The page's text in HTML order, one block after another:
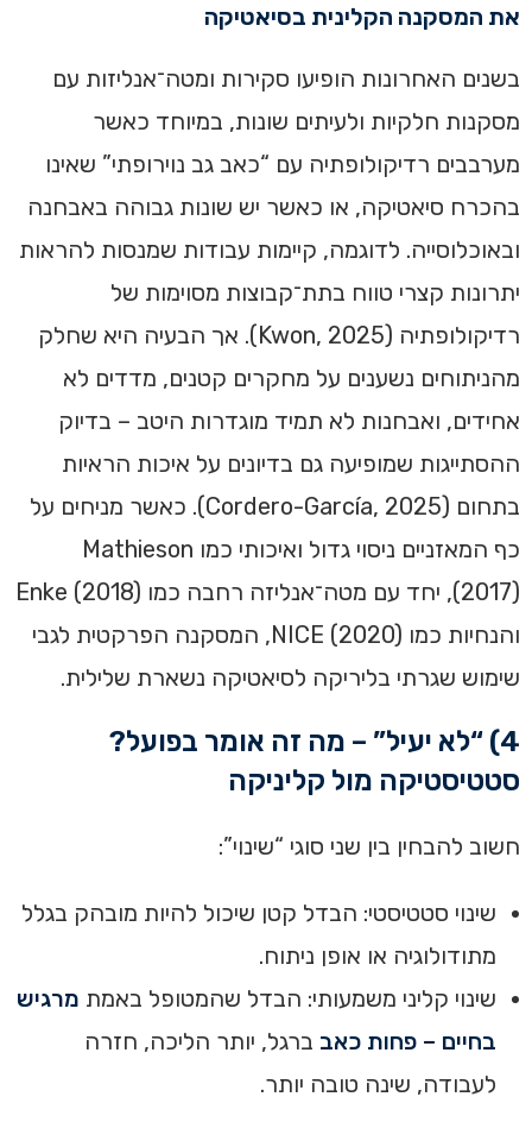
את המסקנה הקלינית בסיאטיקה
בשנים האחרונות הופיעו סקירות ומטה־אנליזות עם
מסקנות חלקיות ולעיתים שונות, במיוחד כאשר
מערבבים רדיקולופתיה עם “כאב גב נוירופתי” שאינו
בהכרח סיאטיקה, או כאשר יש שונות גבוהה באבחנה
ובאוכלוסייה. לדוגמה, קיימות עבודות שמנסות להראות
יתרונות קצרי טווח בתת־קבוצות מסוימות של
רדיקולופתיה (Kwon, 2025). אך הבעיה היא שחלק
מהניתוחים נשענים על מחקרים קטנים, מדדים לא
אחידים, ואבחנות לא תמיד מוגדרות היטב – בדיוק
ההסתייגות שמופיעה גם בדיונים על איכות הראיות
בתחום (Cordero-García, 2025). כאשר מניחים על
כף המאזניים ניסוי גדול ואיכותי כמו Mathieson
(2017), יחד עם מטה־אנליזה רחבה כמו Enke (2018)
והנחיות כמו NICE (2020), המסקנה הפרקטית לגבי
שימוש שגרתי בליריקה לסיאטיקה נשארת שלילית.
4) “לא יעיל” – מה זה אומר בפועל?
סטטיסטיקה מול קליניקה
חשוב להבחין בין שני סוגי “שינוי”:
שינוי סטטיסטי: הבדל קטן שיכול להיות מובהק בגלל
מתודולוגיה או אופן ניתוח.
שינוי קליני משמעותי: הבדל שהמטופל באמת מרגיש
בחיים – פחות כאב ברגל, יותר הליכה, חזרה
לעבודה, שינה טובה יותר.